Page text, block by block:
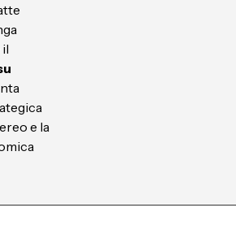
e la